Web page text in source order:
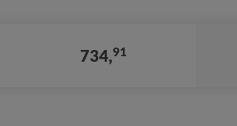
734,91